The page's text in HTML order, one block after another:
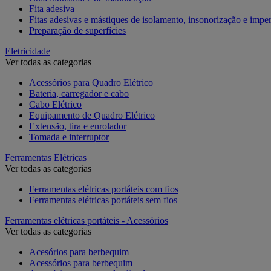
Fita adesiva
Fitas adesivas e mástiques de isolamento, insonorização e
Preparação de superfícies
Eletricidade
Ver todas as categorias
Acessórios para Quadro Elétrico
Bateria, carregador e cabo
Cabo Elétrico
Equipamento de Quadro Elétrico
Extensão, tira e enrolador
Tomada e interruptor
Ferramentas Elétricas
Ver todas as categorias
Ferramentas elétricas portáteis com fios
Ferramentas elétricas portáteis sem fios
Ferramentas elétricas portáteis - Acessórios
Ver todas as categorias
Acesórios para berbequim
Acessórios para berbequim